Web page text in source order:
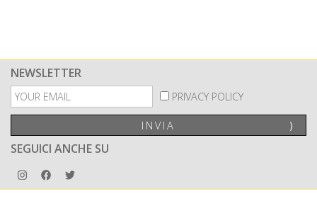
NEWSLETTER
PRIVACY POLICY
INVIA ⟩
SEGUICI ANCHE SU